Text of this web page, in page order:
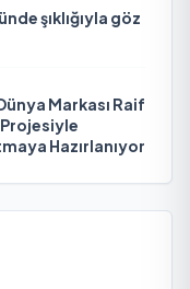
şıklığıyla göz
Markası Raif
Hazırlanıyor